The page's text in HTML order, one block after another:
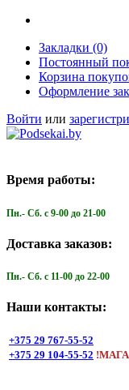
Закладки (0)
Постоянный
Корзина
Оформление
Войти или
Время работы:
Пн.- Cб. с 9-00 до 21-00
Доставка заказов:
Пн.- Cб. с 11-00 до 22-00
Наши контакты:
+375 29 767-55-52
+375 29 104-55-52